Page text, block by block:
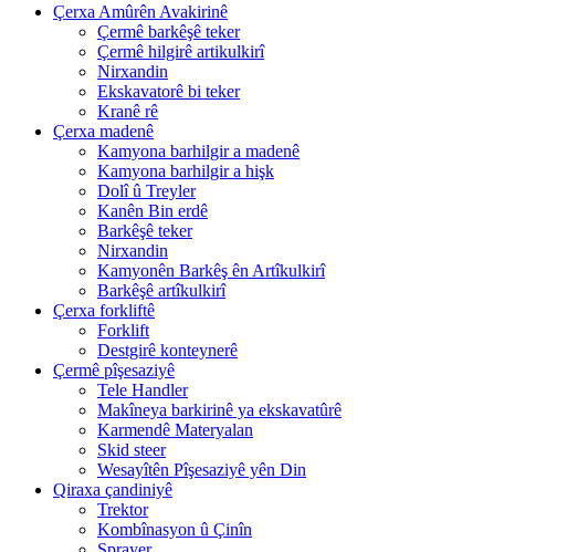
Çerxa Amûrên Avakirinê
Çermê barkêşê teker
Çermê hilgirê artikulkirî
Nirxandin
Ekskavatorê bi teker
Kranê rê
Çerxa madenê
Kamyona barhilgir a madenê
Kamyona barhilgir a hişk
Dolî û Treyler
Kanên Bin erdê
Barkêşê teker
Nirxandin
Kamyonên Barkêş ên Artîkulkirî
Barkêşê artîkulkirî
Çerxa forkliftê
Forklift
Destgirê konteynerê
Çermê pîşesaziyê
Tele Handler
Makîneya barkirinê ya ekskavatûrê
Karmendê Materyalan
Skid steer
Wesayîtên Pîşesaziyê yên Din
Qiraxa çandiniyê
Trektor
Kombînasyon û Çinîn